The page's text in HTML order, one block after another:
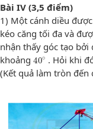
Bài IV (3,5 điểm)
1) Một cánh diều
kéo căng tối đa và
nhận thấy góc tạo
khoảng 40∘
40∘. Hỏi khi
(Kết quả làm tròn đến